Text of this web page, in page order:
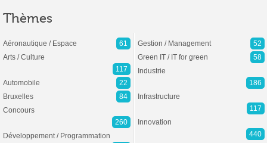
Thèmes
Aéronautique / Espace
61
Arts / Culture
117
Automobile
22
Bruxelles
84
Concours
260
Développement / Programmation
Gestion / Management
52
Green IT / IT for green
58
Industrie
186
Infrastructure
117
Innovation
440